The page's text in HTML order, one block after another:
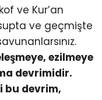
ve Kur’an
ve geçmişte
ezilmeye
devrimidir.
bu devrim,